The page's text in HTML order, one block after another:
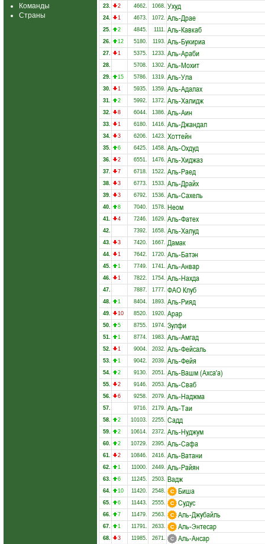
Команды
Страны
23. 2 4662. 1068. Ухуд
24. 1 4673. 1072. Аль-Драе
25. 2 4845. 1111. Аль-Кавкаб
26. 12 5180. 1193. Аль-Букириа
27. 1 5375. 1233. Аль-Араби
28. 5708. 1302. Аль-Мохит
29. 15 5786. 1319. Аль-Ула
30. 1 5935. 1359. Аль-Адалах
31. 2 5992. 1372. Аль-Халидж
32. 8 6044. 1386. Аль-Аин
33. 1 6180. 1416. Аль-Джандал
34. 3 6206. 1423. Хоттейн
35. 6 6425. 1458. Аль-Охдуд
36. 2 6551. 1476. Аль-Хиджаз
37. 7 6718. 1522. Аль-Раед
38. 3 6773. 1533. Аль-Драйх
39. 3 6792. 1536. Аль-Сахель
40. 8 7040. 1578. Неом
41. 4 7246. 1629. Аль-Фатех
42. 7392. 1658. Аль-Халуд
43. 3 7420. 1667. Дамак
44. 1 7642. 1720. Аль-Батэн
45. 1 7749. 1741. Аль-Анвар
46. 1 7822. 1754. Аль-Нахда
47. 7887. 1777. ФАО Клуб
48. 1 8404. 1893. Аль-Рияд
49. 10 8520. 1920. Арар
50. 5 8755. 1974. Зулфи
51. 1 8774. 1983. Аль-Амгад
52. 1 9004. 2032. Аль-Фейсаль
53. 1 9042. 2039. Аль-Фейя
54. 2 9130. 2051. Аль-Вашм (Ахса'а)
55. 2 9146. 2053. Аль-Сваб
56. 6 9258. 2079. Аль-Наджма
57. 9716. 2179. Аль-Таи
58. 2 10103. 2255. Садд
59. 2 10614. 2372. Аль-Нуджум
60. 2 10729. 2395. Аль-Сафа
61. 2 10846. 2416. Аль-Ватани
62. 1 11000. 2449. Аль-Райян
63. 6 11245. 2503. Вадж
64. 10 11420. 2548. Биша
65. 6 11443. 2555. Судус
66. 7 11479. 2563. Аль-Джубайль
67. 1 11791. 2633. Аль-Энтесар
68. 3 11985. 2671. Аль-Ансар